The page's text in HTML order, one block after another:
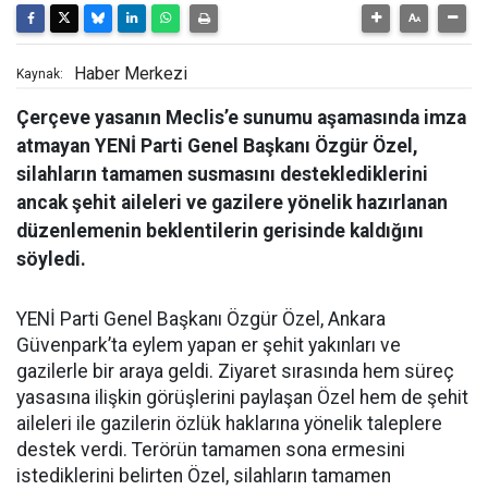
Kaynak: Haber Merkezi
Çerçeve yasanın Meclis’e sunumu aşamasında imza
atmayan YENİ Parti Genel Başkanı Özgür Özel,
silahların tamamen susmasını desteklediklerini
ancak şehit aileleri ve gazilere yönelik hazırlanan
düzenlemenin beklentilerin gerisinde kaldığını
söyledi.
YENİ Parti Genel Başkanı Özgür Özel, Ankara
Güvenpark’ta eylem yapan er şehit yakınları ve
gazilerle bir araya geldi. Ziyaret sırasında hem süreç
yasasına ilişkin görüşlerini paylaşan Özel hem de şehit
aileleri ile gazilerin özlük haklarına yönelik taleplere
destek verdi. Terörün tamamen sona ermesini
istediklerini belirten Özel, silahların tamamen